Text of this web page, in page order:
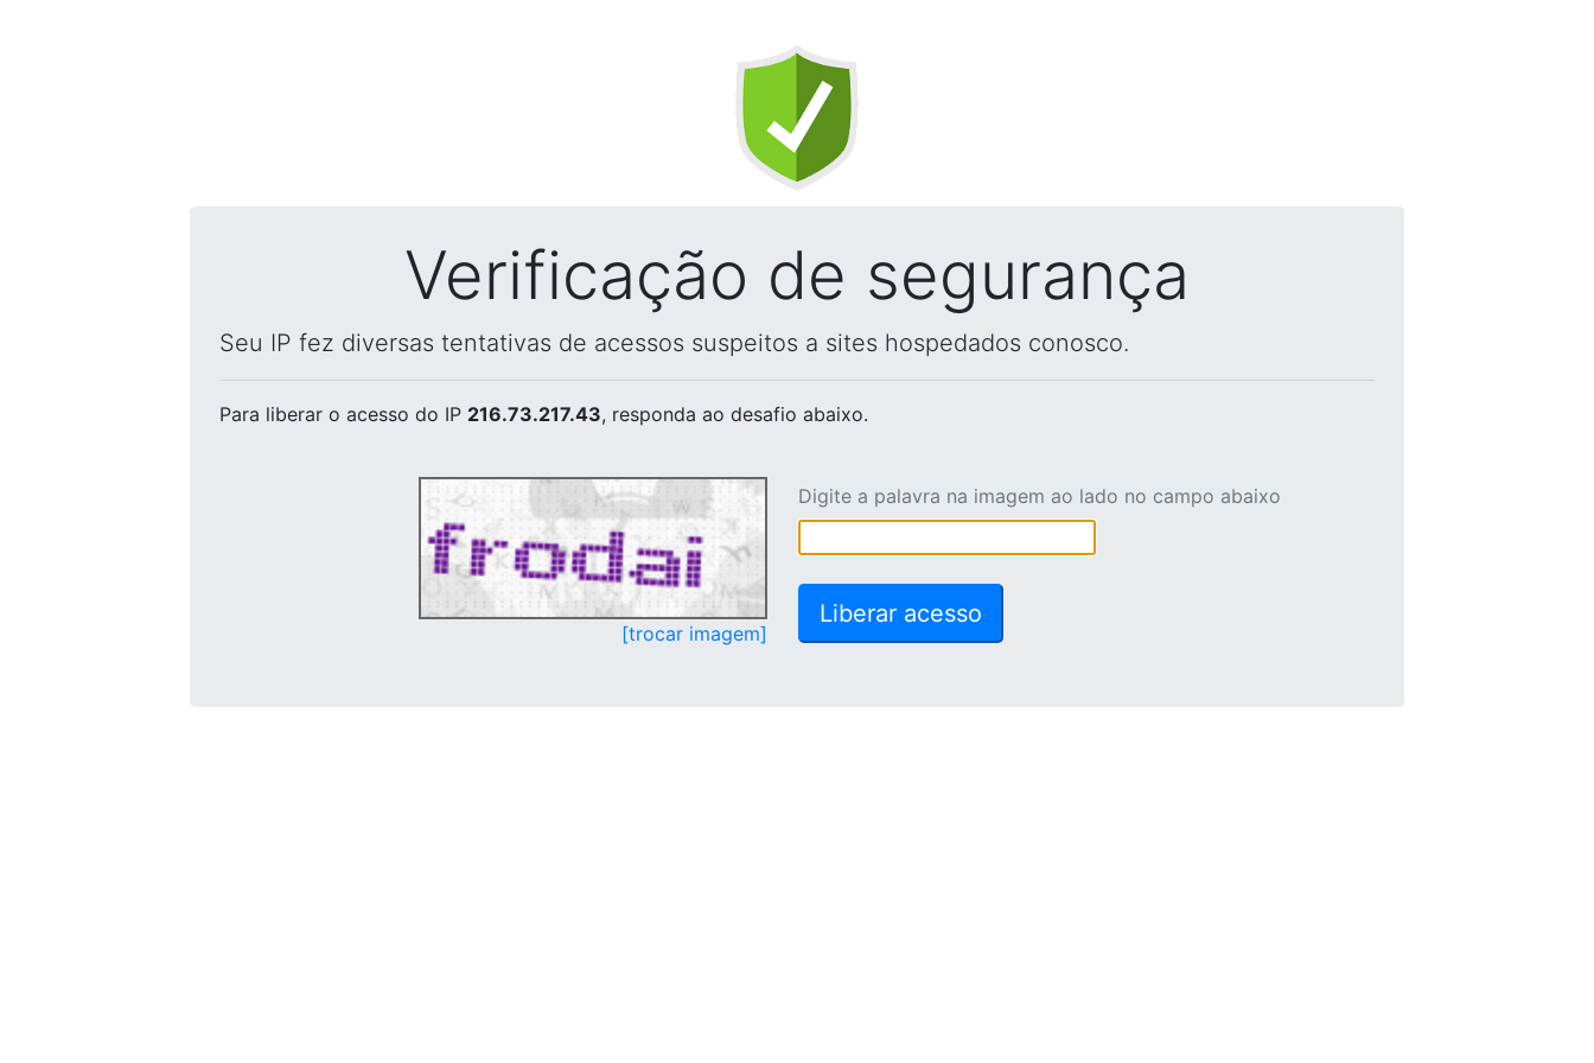
Verificação de segurança
Seu IP fez diversas tentativas de acessos suspeitos a sites hospedados conosco.
Para liberar o acesso do IP 216.73.217.43, responda ao desafio abaixo.
[trocar imagem]
Digite a palavra na imagem ao lado no campo abaixo